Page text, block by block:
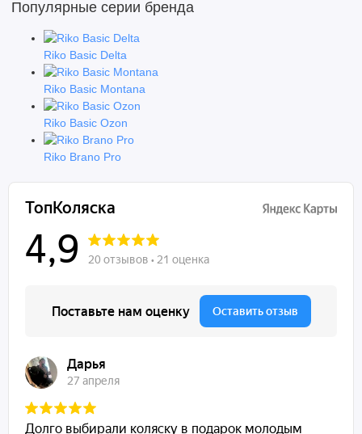
Популярные серии бренда
Riko Basic Delta
Riko Basic Montana
Riko Basic Ozon
Riko Brano Pro